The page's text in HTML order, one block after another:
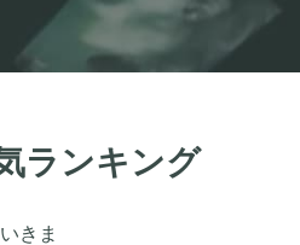
ランキング
きま